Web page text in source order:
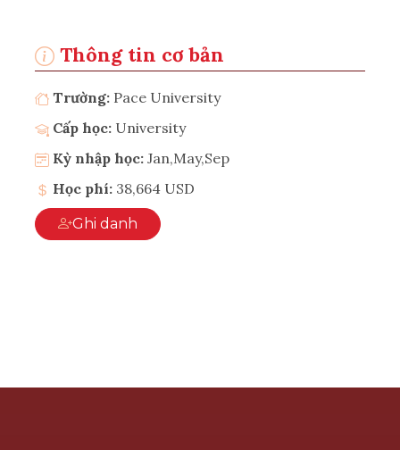
Thông tin cơ bản
Trường: Pace University
Cấp học: University
Kỳ nhập học: Jan,May,Sep
Học phí: 38,664 USD
Ghi danh